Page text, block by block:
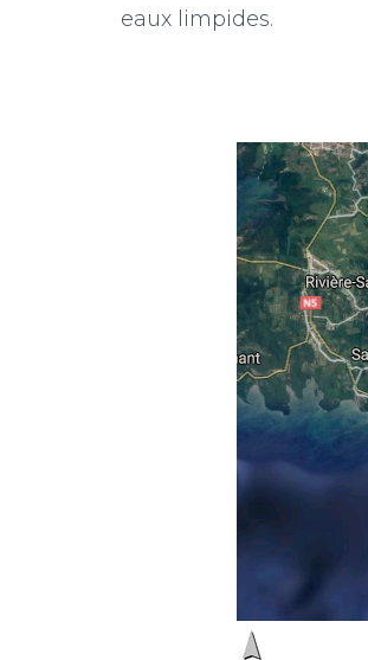
eaux limpides.